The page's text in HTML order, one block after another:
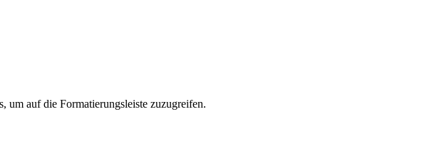
um auf die Formatierungsleiste zuzugreifen.